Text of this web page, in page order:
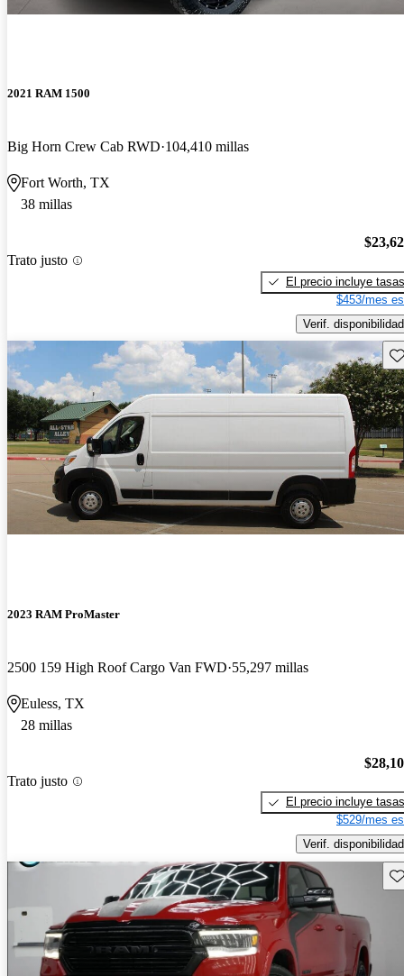
2021 RAM 1500
Big Horn Crew Cab RWD 104,410 millas
Fort Worth, TX
38 millas
Trato justo
El precio incluye tasas
$453/mes
Verif. disponibilidad
2023 RAM ProMaster
2500 159 High Roof Cargo Van FWD 55,297 millas
Euless, TX
28 millas
Trato justo
El precio incluye tasas
$529/mes
Verif. disponibilidad